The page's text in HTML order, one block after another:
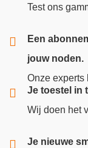
Test ons
Een
jouw noden.
Onze experts
Je toestel in
Wij doen het
Je nieuwe